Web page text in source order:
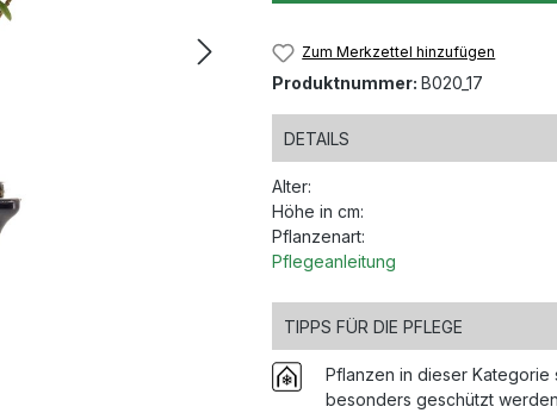
Zum Merkzettel hinzufügen
Produktnummer: B020_17
DETAILS
Alter:
Höhe in cm:
Pflanzenart:
Pflegeanleitung
TIPPS FÜR DIE PFLEGE
Pflanzen in dieser
besonders geschützt